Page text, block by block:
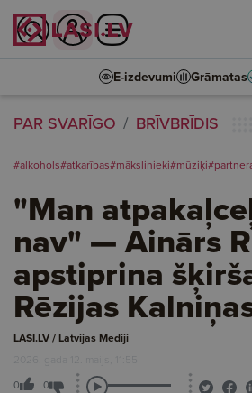
E-izdevumi Grāmatas
PAR SVARĪGO BRĪVBRĪDIS
#alkohols#atkarības#mākslinieki#mūziķi
"Man
nav" — Ainārs
apstiprina
Rēzijas
LASI.LV / Latvijas Mediji
2026. gada 12. maijs, 11:55
0 0